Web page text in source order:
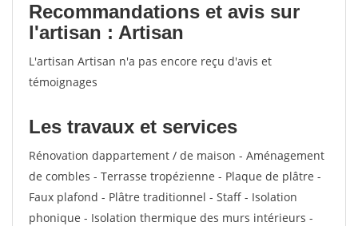
Recommandations et avis sur
l'artisan : Artisan
L'artisan Artisan n'a pas encore reçu d'avis et
témoignages
Les travaux et services
Rénovation dappartement / de maison - Aménagement
de combles - Terrasse tropézienne - Plaque de plâtre -
Faux plafond - Plâtre traditionnel - Staff - Isolation
phonique - Isolation thermique des murs intérieurs -